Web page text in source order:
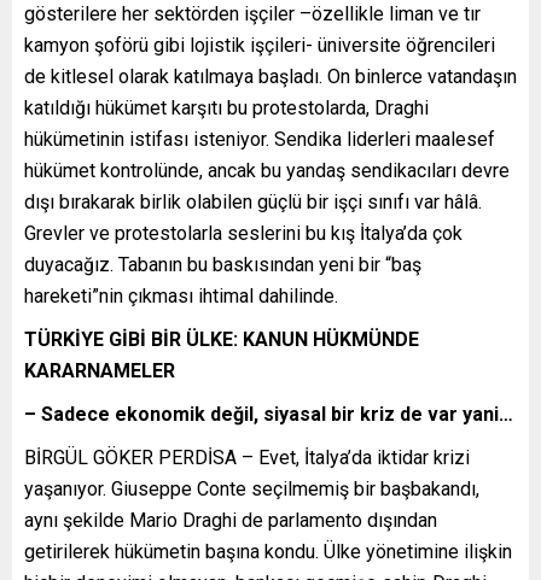
gösterilere her sektörden işçiler –özellikle liman ve tır
kamyon şoförü gibi lojistik işçileri- üniversite öğrencileri
de kitlesel olarak katılmaya başladı. On binlerce vatandaşın
katıldığı hükümet karşıtı bu protestolarda, Draghi
hükümetinin istifası isteniyor. Sendika liderleri maalesef
hükümet kontrolünde, ancak bu yandaş sendikacıları devre
dışı bırakarak birlik olabilen güçlü bir işçi sınıfı var hâlâ.
Grevler ve protestolarla seslerini bu kış İtalya’da çok
duyacağız. Tabanın bu baskısından yeni bir “baş
hareketi”nin çıkması ihtimal dahilinde.
TÜRKİYE GİBİ BİR ÜLKE: KANUN HÜKMÜNDE
KARARNAMELER
– Sadece ekonomik değil, siyasal bir kriz de var yani…
BİRGÜL GÖKER PERDİSA – Evet, İtalya’da iktidar krizi
yaşanıyor. Giuseppe Conte seçilmemiş bir başbakandı,
aynı şekilde Mario Draghi de parlamento dışından
getirilerek hükümetin başına kondu. Ülke yönetimine ilişkin